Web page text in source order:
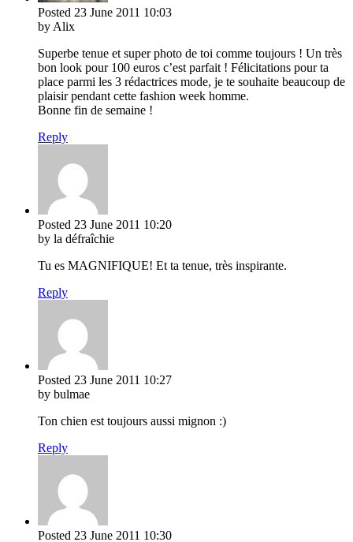
Posted 23 June 2011 10:03
by Alix
Superbe tenue et super photo de toi comme toujours ! Un très
bon look pour 100 euros c’est parfait ! Félicitations pour ta
place parmi les 3 rédactrices mode, je te souhaite beaucoup de
plaisir pendant cette fashion week homme.
Bonne fin de semaine !
Reply
Posted 23 June 2011 10:20
by la défraîchie
Tu es MAGNIFIQUE! Et ta tenue, très inspirante.
Reply
Posted 23 June 2011 10:27
by bulmae
Ton chien est toujours aussi mignon :)
Reply
Posted 23 June 2011 10:30